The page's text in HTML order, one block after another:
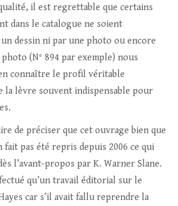
il est regrettable que certains
dans le catalogue ne soient
dessin ni par une photo ou encore
(N° 894 par exemple) nous
connaître le profil véritable
la lèvre souvent indispensable pour
de préciser que cet ouvrage bien que
fait pas été repris depuis 2006 ce qui
l’avant-propos par K. Warner Slane.
qu’un travail éditorial sur le
car s’il avait fallu reprendre la